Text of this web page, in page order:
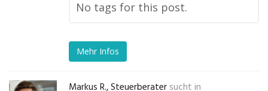
No tags for this post.
Mehr Infos
Markus R., Steuerberater sucht in